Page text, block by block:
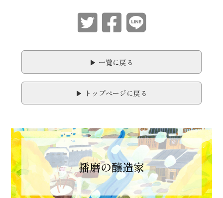
▶︎ 一覧に戻る
▶︎ トップページに戻る
播磨の醸造家